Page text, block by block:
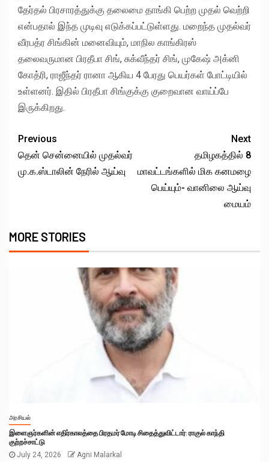
தேர்தல் பிரசாரத்துக்கு தலைமை தாங்கி பெற்ற முதல் வெற்றி
என்பதால் இந்த முடிவு எடுக்கப்பட்டுள்ளது. மறைந்த முதல்வர்
வீரபத்ர சிங்கின் மனைவியும், மாநில காங்கிரஸ்
தலைவருமான பிரதீபா சிங், சுக்வீந்தர் சிங், முகேஷ் அக்னி
கோத்ரி, ராஜீந்தர் ரானா ஆகிய 4 பேரது பெயர்கள் போட்டியில்
உள்ளனர். இதில் பிரதீபா சிங்குக்கு குறைவான வாய்ப்பே
இருக்கிறது.
Previous
தென் சென்னையில் முதல்வர்
மு.க.ஸ்டாலின் நேரில் ஆய்வு
Next
தமிழகத்தில் 8
மாவட்டங்களில் மிக கனமழை
பெய்யும்- வானிலை ஆய்வு
மையம்
MORE STORIES
அரசியல்
இளைஞர்களின் எதிர்காலத்தை பிரதமர் மோடி சிதைத்துவிட்டார்: ராகுல் காந்தி
குற்றச்சாட்டு
July 24, 2026
Agni Malarkal